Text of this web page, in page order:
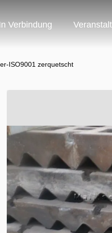
Verbindung
ISO9001 zerquetscht